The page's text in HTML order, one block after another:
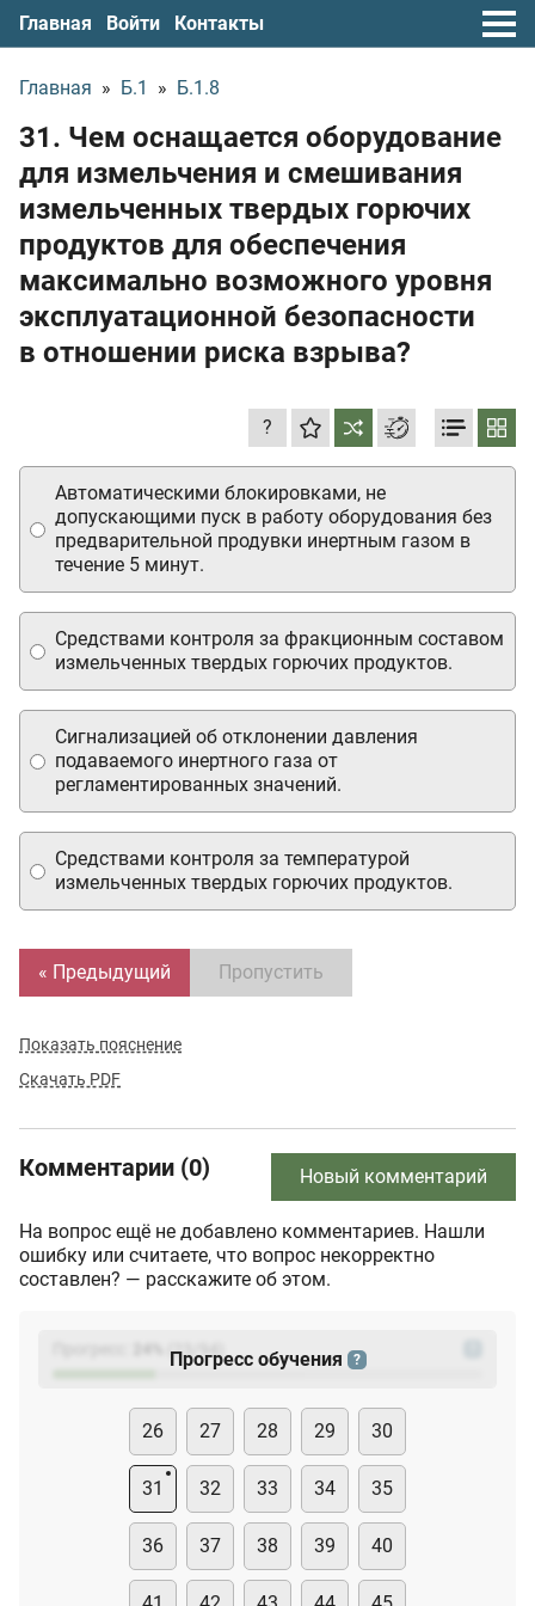
Главная Войти Контакты
Главная » Б.1 » Б.1.8
31. Чем оснащается оборудование
для измельчения и смешивания
измельченных твердых горючих
продуктов для обеспечения
максимально возможного уровня
эксплуатационной безопасности
в отношении риска взрыва?
?
Сигнализацией об отклонении давления
подаваемого инертного газа от
регламентированных значений.
Средствами контроля за фракционным составом
измельченных твердых горючих продуктов.
Автоматическими блокировками, не
допускающими пуск в работу оборудования без
предварительной продувки инертным газом в
течение 5 минут.
Средствами контроля за температурой
измельченных твердых горючих продуктов.
« Предыдущий Пропустить
Показать пояснение
Скачать PDF
Комментарии (0) Новый комментарий
На вопрос ещё не добавлено комментариев. Нашли
ошибку или считаете, что вопрос некорректно
составлен? — расскажите об этом.
(23
Прогресс обучения ?
26 27 28 29 30
31 32 33 34 35
36 37 38 39 40